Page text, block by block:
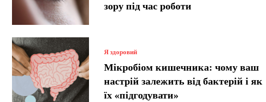
зору під час роботи
Я здоровий
Мікробіом кишечника: чому ваш
настрій залежить від бактерій і як
їх «підгодувати»